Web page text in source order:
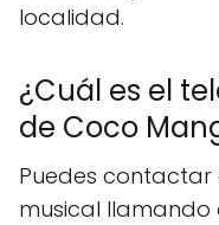
localidad.
¿Cuál es el
de Coco
Puedes
musical llamando